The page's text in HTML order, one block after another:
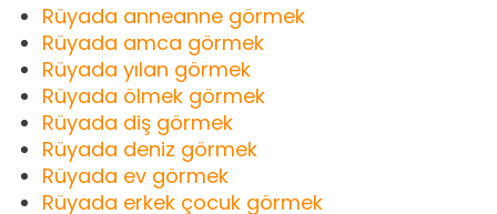
Rüyada anneanne görmek
Rüyada amca görmek
Rüyada yılan görmek
Rüyada ölmek görmek
Rüyada diş görmek
Rüyada deniz görmek
Rüyada ev görmek
Rüyada erkek çocuk görmek